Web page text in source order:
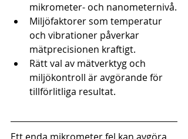
mikrometer- och nanometernivå.
Miljöfaktorer som temperatur
och vibrationer påverkar
mätprecisionen kraftigt.
Rätt val av mätverktyg och
miljökontroll är avgörande för
tillförlitliga resultat.